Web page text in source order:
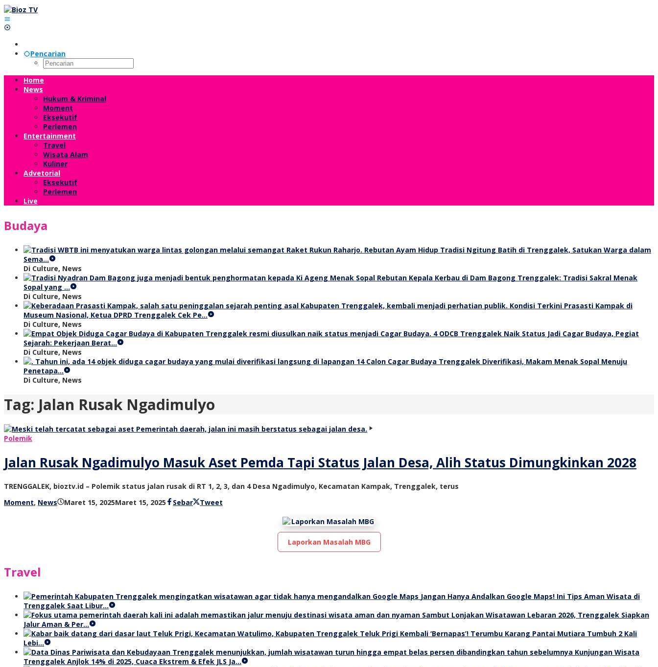
Lewati
ke
konten
Pencarian
Home
News
Hukum & Kriminal
Moment
Eksekutif
Perlemen
Entertainment
Travel
Wisata Alam
Kuliner
Advetorial
Eksekutif
Perlemen
Live
Budaya
Rebutan Ayam Hidup Tradisi Ngitung Batih di Trenggalek, Satukan Warga dalam
Sema…
Di Culture, News
Rebutan Kepala Kerbau di Dam Bagong Trenggalek: Tradisi Sakral Menak
Sopal yang …
Di Culture, News
Kondisi Terkini Prasasti Kampak di
Museum Nasional, Ketua DPRD Trenggalek Cek Pe…
Di Culture, News
4 ODCB Trenggalek Naik Status Jadi Cagar Budaya, Pegiat
Sejarah: Pekerjaan Berat…
Di Culture, News
14 Calon Cagar Budaya Trenggalek Diverifikasi, Makam Menak Sopal Menuju
Penetapa…
Di Culture, News
Tag: Jalan Rusak Ngadimulyo
Polemik
Jalan Rusak Ngadimulyo Masuk Aset Pemda Tapi Status Jalan Desa, Alih Status Dimungkinkan 2028
TRENGGALEK, bioztv.id – Polemik status jalan rusak di RT 1, 2, 3, dan 4 Desa Ngadimulyo, Kecamatan Kampak, Trenggalek, terus
Moment, News Maret 15, 2025Maret 15, 2025 olehSebar Tweet
Laporkan Masalah MBG
Travel
Jangan Hanya Andalkan Google Maps! Ini Tips Aman Wisata di
Trenggalek Saat Libur…
Sambut Lonjakan Wisatawan Lebaran 2026, Trenggalek Siapkan
Jalur Aman & Per…
Teluk Prigi Kembali ‘Bernapas’! Terumbu Karang Pantai Mutiara Tumbuh 2 Kali
Lebi…
Kunjungan Wisata
Trenggalek Anjlok 14% di 2025, Cuaca Ekstrem & Efek JLS Ja…